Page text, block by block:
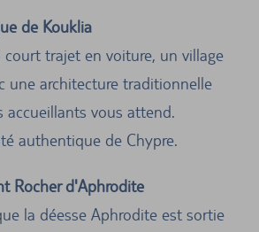
de Kouklia
trajet en voiture, un village
une architecture traditionnelle
accueillants vous attend.
authentique de Chypre.
Rocher d'Aphrodite
la déesse Aphrodite est sortie